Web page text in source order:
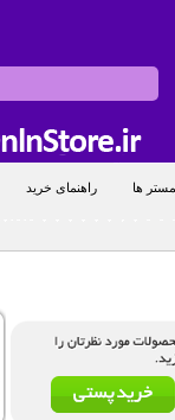
ها راهنمای خرید